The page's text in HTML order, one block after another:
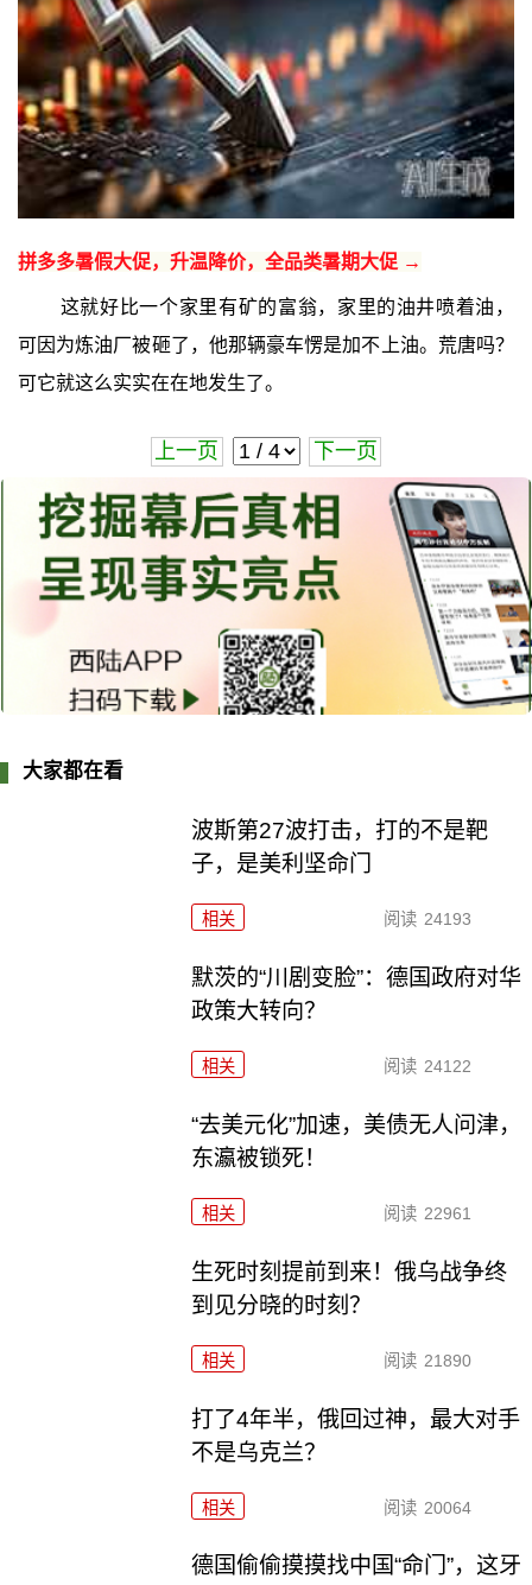
拼多多暑假大促，升温降价，全品类暑期大促 →
这就好比一个家里有矿的富翁，家里的油井喷着油，
可因为炼油厂被砸了，他那辆豪车愣是加不上油。荒唐吗？
可它就这么实实在在地发生了。
上一页 下一页
大家都在看
波斯第27波打击，打的不是靶
子，是美利坚命门
相关 阅读 24193
默茨的“川剧变脸”：德国政府对华
政策大转向？
相关 阅读 24122
“去美元化”加速，美债无人问津，
东瀛被锁死！
相关 阅读 22961
生死时刻提前到来！俄乌战争终
到见分晓的时刻？
相关 阅读 21890
打了4年半，俄回过神，最大对手
不是乌克兰？
相关 阅读 20064
德国偷偷摸摸找中国“命门”，这牙